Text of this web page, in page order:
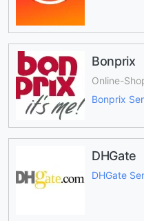
Bonprix
Online-
Bonprix
DHGate
DHGate